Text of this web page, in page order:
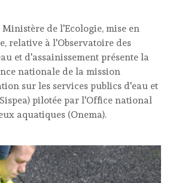
de l'Ecologie, mise en
relative à l'Observatoire des
et d'assainissement présente la
nationale de la mission
sur les services publics d'eau et
pilotée par l'Office national
aquatiques (Onema).